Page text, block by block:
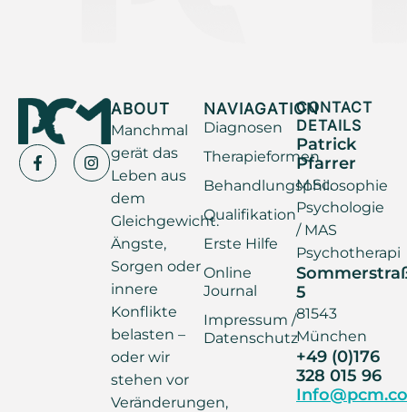
ABOUT
Manchmal
gerät das
Leben aus
dem
Gleichgewicht.
Ängste,
Sorgen oder
innere
Konflikte
belasten –
oder wir
stehen vor
Veränderungen,
NAVIAGATION
Diagnosen
Therapieformen
Behandlungsphilosophie
Qualifikation
Erste Hilfe
Online
Journal
Impressum /
Datenschutz
CONTACT
DETAILS
Patrick
Pfarrer
M.Sc.
Psychologie
/ MAS
Psychotherapi
5
81543
München
+49 (0)176
328 015 96